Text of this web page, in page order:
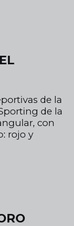
de la
de la
con
rojo y